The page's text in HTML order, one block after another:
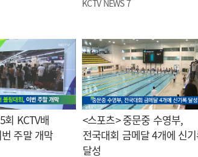
KCTV NEWS 7
회 KCTV배
주말 개막
<스포츠> 중문중 수영부,
전국대회 금메달 4개에 신
달성